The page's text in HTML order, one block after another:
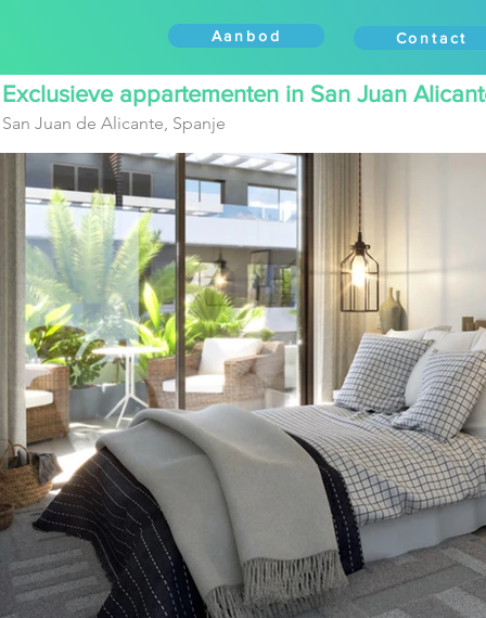
Aanbod Diensten
Aanbod Contact
Exclusieve appartementen in San Juan
San Juan de Alicante, Spanje